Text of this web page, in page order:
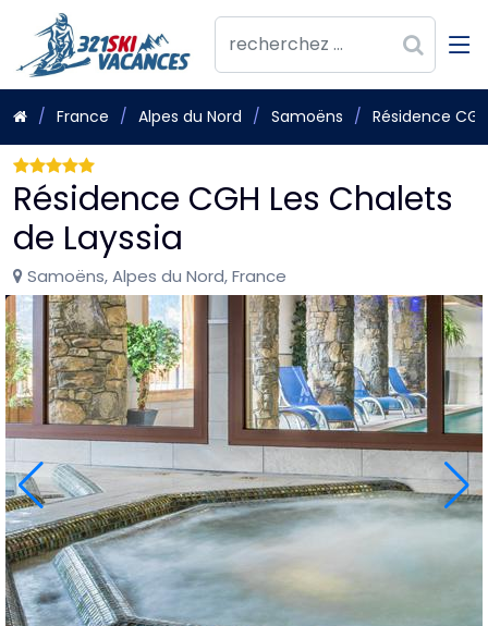
France Alpes du Nord Samoëns Résidence
Résidence CGH Les Chalets
de Layssia
Samoëns, Alpes du Nord, France